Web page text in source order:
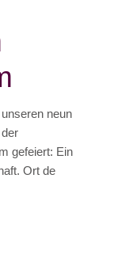
neun
gefeiert: Ein
Ort de